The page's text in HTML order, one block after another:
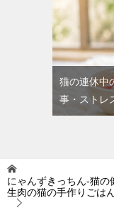
猫の連休中
事・ストレ
にゃんずきっちん‐猫
生肉の猫の手作りごは